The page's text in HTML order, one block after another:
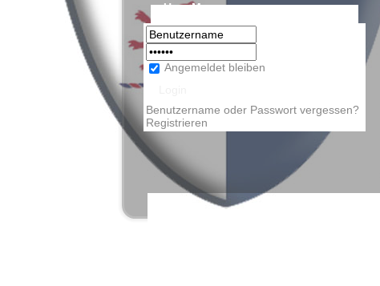
User Menu
Angemeldet bleiben
Benutzername oder Passwort vergessen?
Registrieren